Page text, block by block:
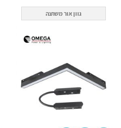
גוון אור משתנה